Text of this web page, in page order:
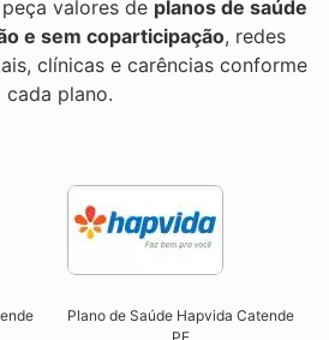
valores de planos de saúde
e sem coparticipação, redes
clínicas e carências conforme
cada plano.
Plano de Saúde Hapvida Catende